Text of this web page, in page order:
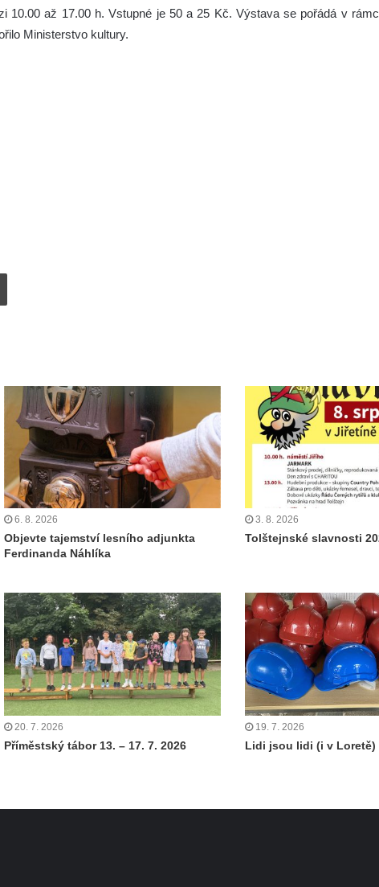
10.00 až 17.00 h. Vstupné je 50 a 25 Kč. Výstava se pořádá v
Ministerstvo kultury.
Tisknout
6. 8. 2026
Objevte tajemství lesního adjunkta
Ferdinanda Náhlíka
3. 8. 2026
Tolštejnské slavnosti
20. 7. 2026
Příměstský tábor 13. – 17. 7. 2026
19. 7. 2026
Lidi jsou lidi (i v Loretě)